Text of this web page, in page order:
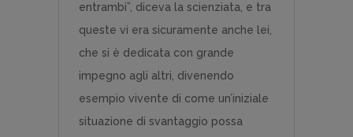
entrambi”, diceva la scienziata, e tra
queste vi era sicuramente anche lei,
che si è dedicata con grande
impegno agli altri, divenendo
esempio vivente di come un’iniziale
situazione di svantaggio possa